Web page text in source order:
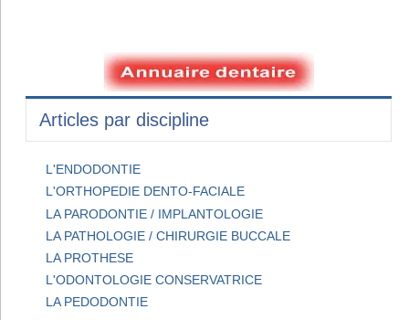
Articles par discipline
L'ENDODONTIE
L'ORTHOPEDIE DENTO-FACIALE
LA PARODONTIE / IMPLANTOLOGIE
LA PATHOLOGIE / CHIRURGIE BUCCALE
LA PROTHESE
L'ODONTOLOGIE CONSERVATRICE
LA PEDODONTIE